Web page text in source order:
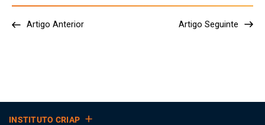
Artigo Anterior Artigo Seguinte
INSTITUTO CRIAP